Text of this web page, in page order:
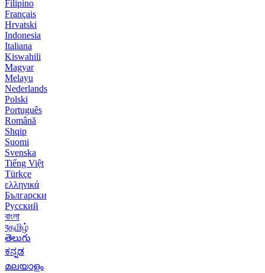
Filipino
Français
Hrvatski
Indonesia
Italiana
Kiswahili
Magyar
Melayu
Nederlands
Polski
Português
Română
Shqip
Suomi
Svenska
Tiếng Việt
Türkçe
ελληνικά
Български
Русский
বাংলা
বதமிழ்
తెలుగు
ಕನ್ನಡ
മലയാളം